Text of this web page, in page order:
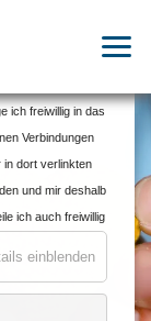
ich freiwillig in das
Verbindungen
in dort verlinkten
und mir deshalb
ich auch freiwillig
1 Buchst. a
in
genannten
einblenden